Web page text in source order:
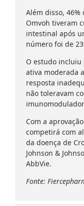
Além disso,
Omvoh tiveram
intestinal após
número foi de
O estudo incluiu
ativa moderada
resposta
não toleravam
Com a
competirá com
da doença de
Johnson &
AbbVie.
Fonte: